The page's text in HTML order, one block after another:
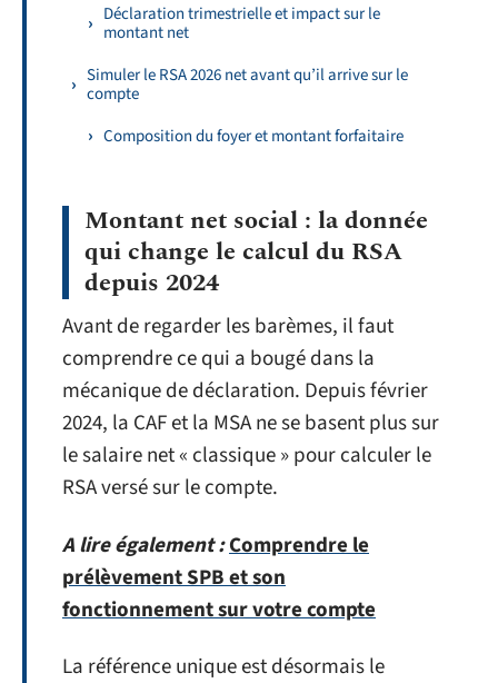
Déclaration trimestrielle et impact sur le
montant net
Simuler le RSA 2026 net avant qu’il arrive sur le
compte
Composition du foyer et montant forfaitaire
Montant net social : la donnée
qui change le calcul du RSA
depuis 2024
Avant de regarder les barèmes, il faut
comprendre ce qui a bougé dans la
mécanique de déclaration. Depuis février
2024, la CAF et la MSA ne se basent plus sur
le salaire net « classique » pour calculer le
RSA versé sur le compte.
A lire également :Comprendre le
prélèvement SPB et son
fonctionnement sur votre compte
La référence unique est désormais le